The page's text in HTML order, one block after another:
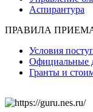
Аспирантура
ПРАВИЛА
Условия
Официальные
Гранты и